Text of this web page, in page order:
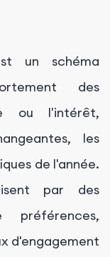
un schéma
des
ou l'intérêt,
les
de l'année.
par des
préférences,
d'engagement